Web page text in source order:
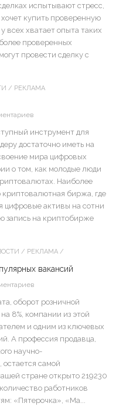
испытывают стресс,
купить проверенную
всех хватает опыта таких
проверенных
провести сделку с
/ РЕКЛАМА
инструмент для
достаточно иметь на
мира цифровых
о том, как молодые люди
Наиболее
криптовалютная биржа, где
цифровые активы на сотни
запись на криптобирже
/ РЕКЛАМА /
вакансий
оборот розничной
8%, компании из этой
и одним из ключевых
А профессия продавца,
научно-
остается самой
стране открыто 219230
работников
«Пятерочка», «Ма...